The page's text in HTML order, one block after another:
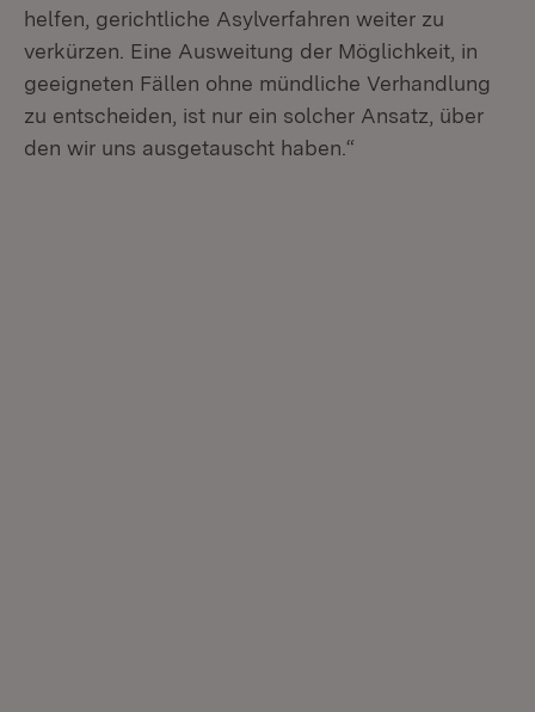
helfen, gerichtliche Asylverfahren weiter zu
verkürzen. Eine Ausweitung der Möglichkeit, in
geeigneten Fällen ohne mündliche Verhandlung
zu entscheiden, ist nur ein solcher Ansatz, über
den wir uns ausgetauscht haben.“